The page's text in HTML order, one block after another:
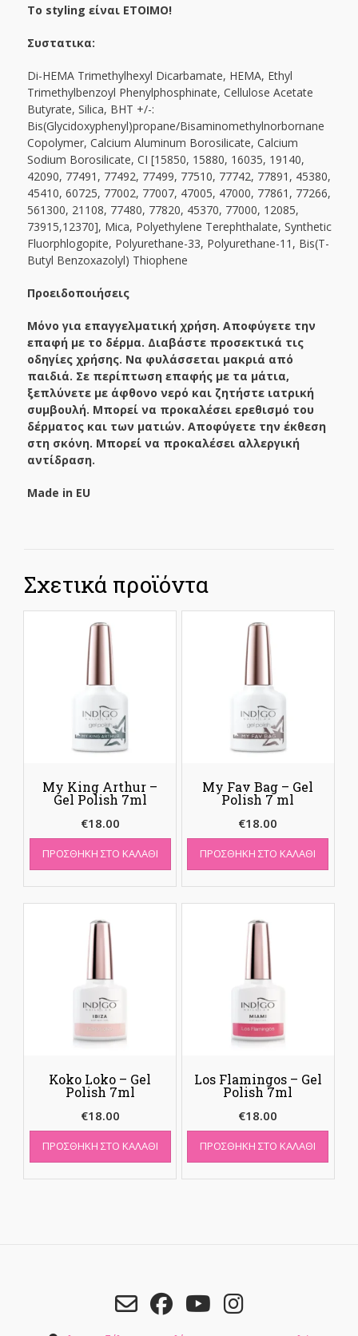
Το styling είναι ΕΤΟΙΜΟ!
Συστατικα:
Di-HEMA Trimethylhexyl Dicarbamate, HEMA, Ethyl
Trimethylbenzoyl Phenylphosphinate, Cellulose Acetate
Butyrate, Silica, BHT +/-:
Bis(Glycidoxyphenyl)propane/Bisaminomethylnorbornane
Copolymer, Calcium Aluminum Borosilicate, Calcium
Sodium Borosilicate, CI [15850, 15880, 16035, 19140,
42090, 77491, 77492, 77499, 77510, 77742, 77891, 45380,
45410, 60725, 77002, 77007, 47005, 47000, 77861, 77266,
561300, 21108, 77480, 77820, 45370, 77000, 12085,
73915,12370], Mica, Polyethylene Terephthalate, Synthetic
Fluorphlogopite, Polyurethane-33, Polyurethane-11, Bis(T-
Butyl Benzoxazolyl) Thiophene
Προειδοποιήσεις
Μόνο για επαγγελματική χρήση. Αποφύγετε την
επαφή με το δέρμα. Διαβάστε προσεκτικά τις
οδηγίες χρήσης. Να φυλάσσεται μακριά από
παιδιά. Σε περίπτωση επαφής με τα μάτια,
ξεπλύνετε με άφθονο νερό και ζητήστε ιατρική
συμβουλή. Μπορεί να προκαλέσει ερεθισμό του
δέρματος και των ματιών. Αποφύγετε την έκθεση
στη σκόνη. Μπορεί να προκαλέσει αλλεργική
αντίδραση.
Made in EU
Σχετικά προϊόντα
My King Arthur –
Gel Polish 7ml
€18.00
ΠΡΟΣΘΉΚΗ ΣΤΟ ΚΑΛΆΘΙ
My Fav Bag – Gel
Polish 7 ml
€18.00
ΠΡΟΣΘΉΚΗ ΣΤΟ ΚΑΛΆΘΙ
Koko Loko – Gel
Polish 7ml
€18.00
ΠΡΟΣΘΉΚΗ ΣΤΟ ΚΑΛΆΘΙ
Los Flamingos – Gel
Polish 7ml
€18.00
ΠΡΟΣΘΉΚΗ ΣΤΟ ΚΑΛΆΘΙ